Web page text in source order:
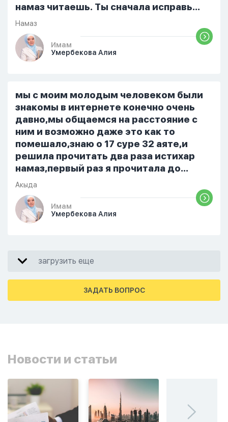
намаз читаешь. Ты сначала исправь
себя. После этого я не вставала на
намаз и не видела жайнамаз. Я просто
уже так не могу читать, смотреть . Дуа
я делаю скрытно если делаю дома. Я
От родных же людей.
Намаз
Имам
Умербекова Алия
мы с моим молодым человеком были
знакомы в интернете конечно очень
давно,мы общаемся на расстояние с
ним и возможно даже это как то
помешало,знаю о 17 суре 32 аяте,и
решила прочитать два раза истихар
намаз,первый раз я прочитала до
«Аср» намаза и сначала было
тревожно,позже стало спокойно и в
голову начали лезть только хорошие
мысли,во второй раз когда я решила в
ошибиться и то что намаз не
примется,совершила истихар во время
Акыда
Имам
Умербекова Алия
загрузить еще
ЗАДАТЬ ВОПРОС
Новости и статьи